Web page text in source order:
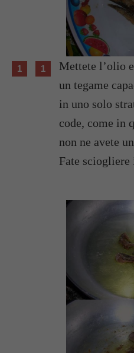
Mettete l’olio
un tegame
in uno solo
code, come in
non ne avete
Fate